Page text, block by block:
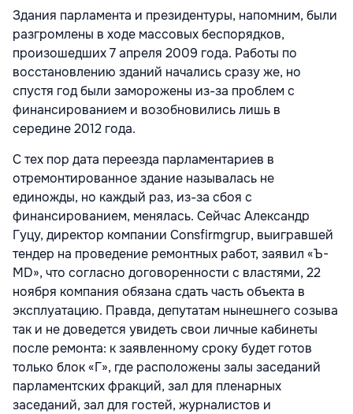
Здания парламента и президентуры, напомним, были
разгромлены в ходе массовых беспорядков,
произошедших 7 апреля 2009 года. Работы по
восстановлению зданий начались сразу же, но
спустя год были заморожены из-за проблем с
финансированием и возобновились лишь в
середине 2012 года.
С тех пор дата переезда парламентариев в
отремонтированное здание называлась не
единожды, но каждый раз, из-за сбоя с
финансированием, менялась. Сейчас Александр
Гуцу, директор компании Consfirmgrup, выигравшей
тендер на проведение ремонтных работ, заявил «Ъ-
MD», что согласно договоренности с властями, 22
ноября компания обязана сдать часть объекта в
эксплуатацию. Правда, депутатам нынешнего созыва
так и не доведется увидеть свои личные кабинеты
после ремонта: к заявленному сроку будет готов
только блок «Г», где расположены залы заседаний
парламентских фракций, зал для пленарных
заседаний, зал для гостей, журналистов и